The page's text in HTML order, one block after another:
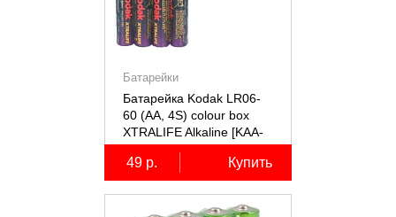
Батарейки
Батарейка Kodak LR06-
60 (AA, 4S) colour box
XTRALIFE Alkaline [KАA-
60] (60/720/20160)
49 р. Купить